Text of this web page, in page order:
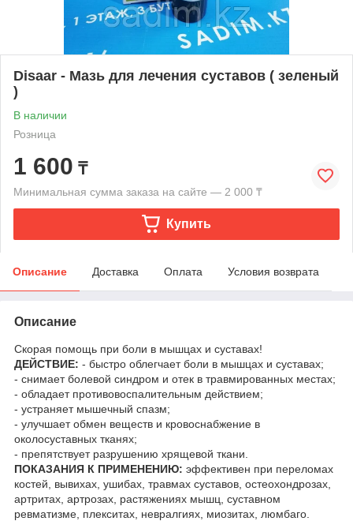
Disaar - Мазь для лечения суставов ( зеленый
)
В наличии
Розница
1 600 ₸
Минимальная сумма заказа на сайте — 2 000 ₸
Купить
Описание Доставка Оплата Условия возврата
Описание
Скорая помощь при боли в мышцах и суставах!
ДЕЙСТВИЕ: - быстро облегчает боли в мышцах и суставах;
- снимает болевой синдром и отек в травмированных местах;
- обладает противовоспалительным действием;
- устраняет мышечный спазм;
- улучшает обмен веществ и кровоснабжение в
околосуставных тканях;
- препятствует разрушению хрящевой ткани.
ПОКАЗАНИЯ К ПРИМЕНЕНИЮ: эффективен при переломах
костей, вывихах, ушибах, травмах суставов, остеохондрозах,
артритах, артрозах, растяжениях мышц, суставном
ревматизме, плекситах, невралгиях, миозитах, люмбаго.